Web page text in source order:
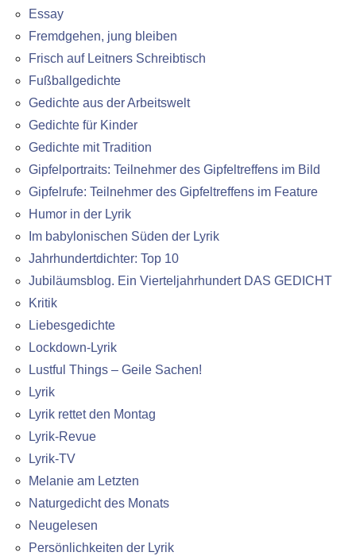
Essay
Fremdgehen, jung bleiben
Frisch auf Leitners Schreibtisch
Fußballgedichte
Gedichte aus der Arbeitswelt
Gedichte für Kinder
Gedichte mit Tradition
Gipfelportraits: Teilnehmer des Gipfeltreffens im Bild
Gipfelrufe: Teilnehmer des Gipfeltreffens im Feature
Humor in der Lyrik
Im babylonischen Süden der Lyrik
Jahrhundertdichter: Top 10
Jubiläumsblog. Ein Vierteljahrhundert DAS GEDICHT
Kritik
Liebesgedichte
Lockdown-Lyrik
Lustful Things – Geile Sachen!
Lyrik
Lyrik rettet den Montag
Lyrik-Revue
Lyrik-TV
Melanie am Letzten
Naturgedicht des Monats
Neugelesen
Persönlichkeiten der Lyrik